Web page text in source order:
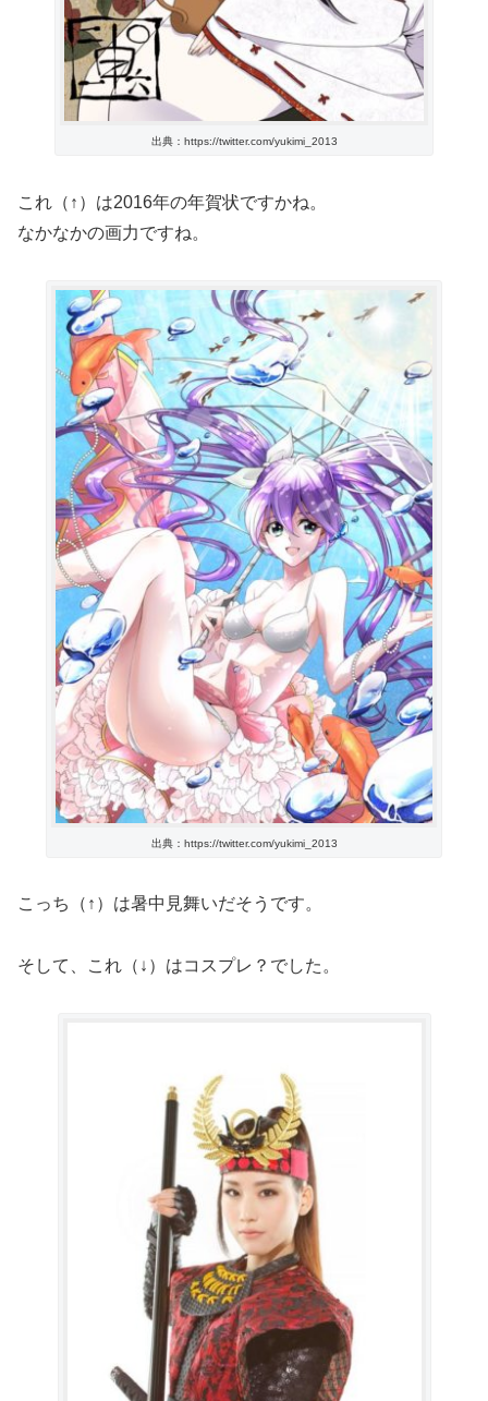
出典：https://twitter.com/yukimi_2013
これ（↑）は2016年の年賀状ですかね。
なかなかの画力ですね。
出典：https://twitter.com/yukimi_2013
こっち（↑）は暑中見舞いだそうです。
そして、これ（↓）はコスプレ？でした。